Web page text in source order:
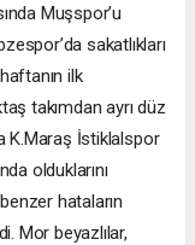
Muşspor’u
sakatlıkları
ilk
takımdan ayrı düz
K.Maraş İstiklalspor
olduklarını
hataların
Mor beyazlılar,